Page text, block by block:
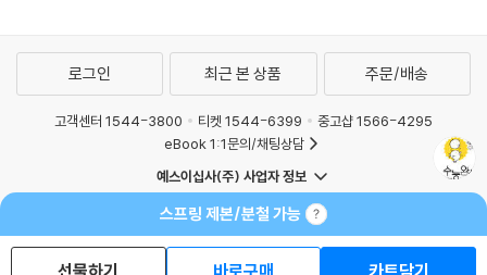
스프링 제본/분철 가능
선물하기 바로구매 카트담기
로그인 최근 본 상품 주문/배송
고객센터 1544-3800 티켓 1544-6399
중고샵 1566-4295
eBook 1:1문의/채팅상담
예스이십사(주) 사업자 정보
개인정보처리방침
청소년보호정책
거래처관계자께
도서홍보
광고